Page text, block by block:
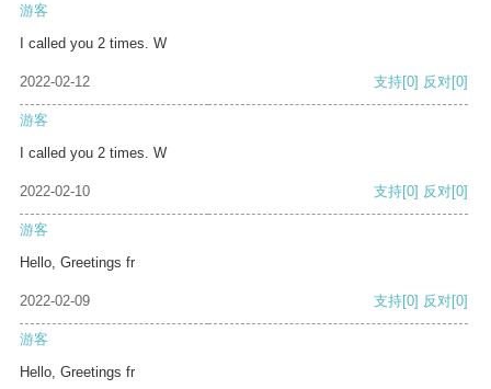
游客
I called you 2 times. W
2022-02-12 支持[0] 反对[0]
游客
I called you 2 times. W
2022-02-10 支持[0] 反对[0]
游客
Hello, Greetings fr
2022-02-09 支持[0] 反对[0]
游客
Hello, Greetings fr